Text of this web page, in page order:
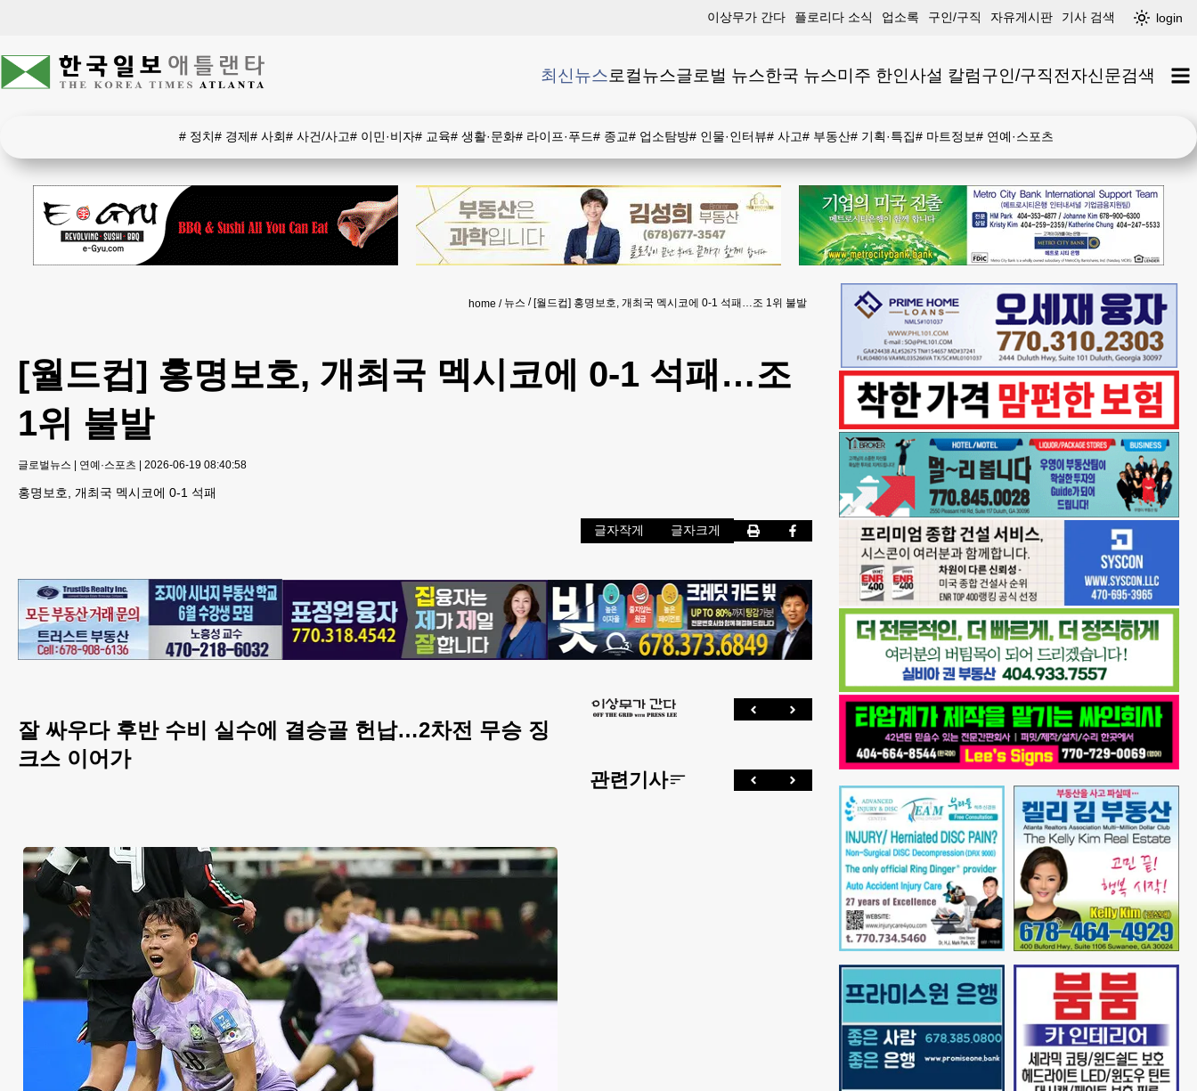
이상무가 간다 플로리다 소식 업소록 구인/구직 자유게시판 기사 검색 login
최신뉴스로컬뉴스글로벌 뉴스한국 뉴스미주 한인사설 칼럼구인/구직전자신문검색
# 정치# 경제# 사회# 사건/사고# 이민·비자# 교육# 생활·문화# 라이프·푸드# 종교# 업소탐방# 인물·인터뷰# 사고# 부동산# 기획·특집# 마트정보# 연예·스포츠
home 뉴스 [월드컵] 홍명보호, 개최국 멕시코에 0-1 석패…조 1위 불발
[월드컵] 홍명보호, 개최국 멕시코에 0-1 석패…조
1위 불발
글로벌뉴스 | 연예·스포츠 | 2026-06-19 08:40:58
홍명보호, 개최국 멕시코에 0-1 석패
글자작게 글자크게
잘 싸우다 후반 수비 실수에 결승골 헌납…2차전 무승 징
크스 이어가
관련기사